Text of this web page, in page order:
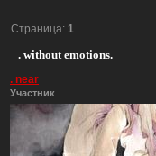
. without emotions.
Страница: 1
. near
Участник